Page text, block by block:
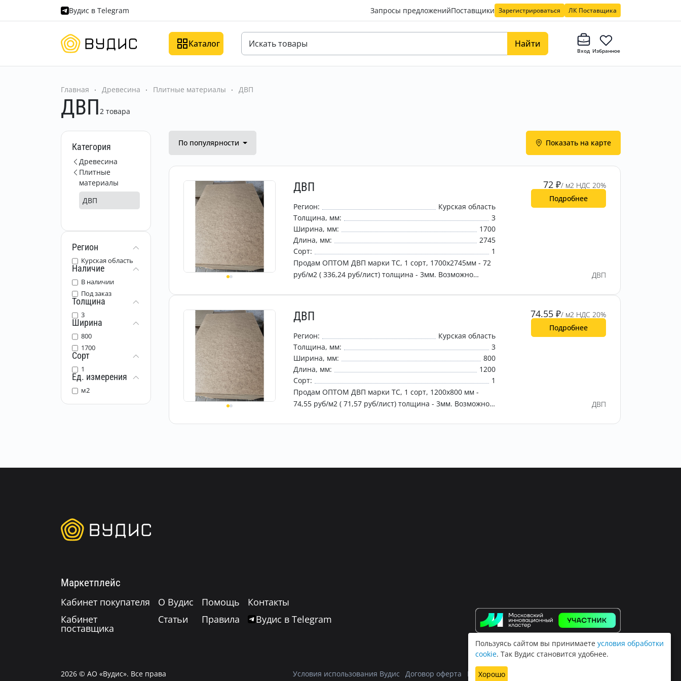
Вудис в Telegram Запросы предложенийПоставщики Зарегистрироваться ЛК Поставщика
Каталог Найти
Вход Избранное
Главная Древесина Плитные материалы ДВП
ДВП2 товара
Категория
Древесина
Плитные
материалы
ДВП
Регион
Курская область
Наличие
В наличии
Под заказ
Толщина
3
Ширина
800
1700
Сорт
1
Ед. измерения
м2
По популярности Показать на карте
ДВП
Регион:
Курская область
Толщина, мм:
3
Ширина, мм:
1700
Длина, мм:
2745
Сорт:
1
Продам ОПТОМ ДВП марки ТС, 1 сорт, 1700х2745мм - 72
руб/м2 ( 336,24 руб/лист) толщина - 3мм. Возможно
72 ₽/ м2 НДС 20%
Подробнее
ДВП
ДВП
Регион:
Курская область
Толщина, мм:
3
Ширина, мм:
800
Длина, мм:
1200
Сорт:
1
Продам ОПТОМ ДВП марки ТС, 1 сорт, 1200х800 мм -
74,55 руб/м2 ( 71,57 руб/лиcт) толщина - 3мм. Возможно
74.55 ₽/ м2 НДС 20%
Подробнее
ДВП
Маркетплейс
Кабинет покупателя
Кабинет
поставщика
О Вудис
Статьи
Помощь
Правила
Контакты
Вудис в Telegram
2026© АО «Вудис». Все права
Условия использования Вудис Договор оферта Политика обработки персональных данных
Пользуясь сайтом вы принимаете условия обработки
cookie. Так Вудис становится удобнее.
Хорошо